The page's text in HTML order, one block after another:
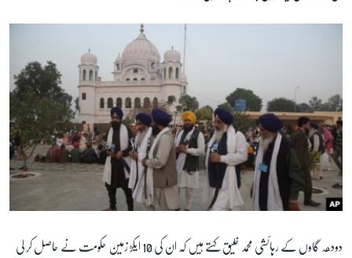
دودھہ گاوں کے رہائشی محمد خلیق کہتے ہیں کہ ان کی 10 ایکڑ زمین حکومت نے حاصل کر لی